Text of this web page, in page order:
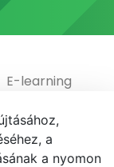
E-learning
a
a nyomon